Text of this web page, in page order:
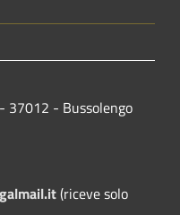
37012 - Bussolengo
(riceve solo